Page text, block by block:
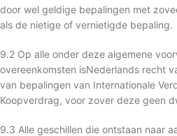
door wel geldige bepalingen met
als de nietige of vernietigde bepaling.
9.2 Op alle onder deze algemene
overeenkomsten isNederlands recht
van bepalingen van Internationale
Koopverdrag, voor zover deze geen
9.3 Alle geschillen die ontstaan naar